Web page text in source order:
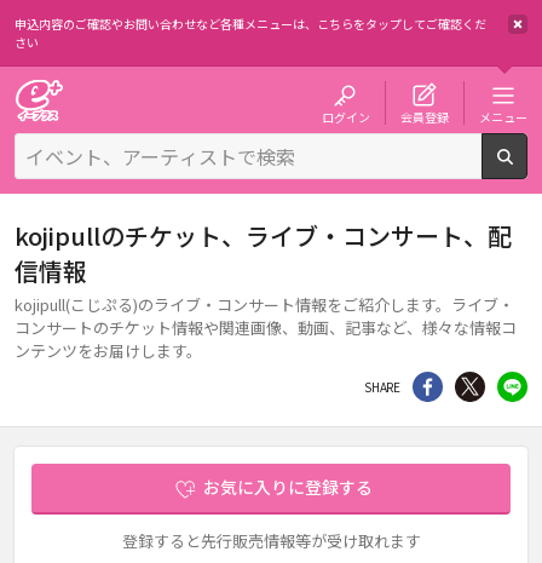
申込内容のご確認やお問い合わせなど各種メニューは、 こちらをタップしてご確認くだ
さい
ログイン 会員登録 メニュー
kojipullのチケット、ライブ・コンサート、配
信情報
kojipull(こじぷる)のライブ・コンサート情報をご紹介します。ライブ・
コンサートのチケット情報や関連画像、動画、記事など、様々な情報コ
ンテンツをお届けします。
SHARE シェア Twitter
お気に入りに登録する
登録すると先行販売情報等が受け取れます